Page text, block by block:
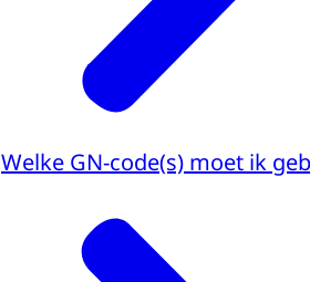
Welke GN-code(s) moet ik